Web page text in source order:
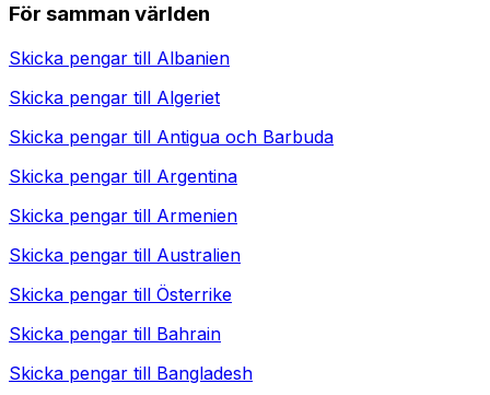
För samman världen
Skicka pengar till Albanien
Skicka pengar till Algeriet
Skicka pengar till Antigua och Barbuda
Skicka pengar till Argentina
Skicka pengar till Armenien
Skicka pengar till Australien
Skicka pengar till Österrike
Skicka pengar till Bahrain
Skicka pengar till Bangladesh